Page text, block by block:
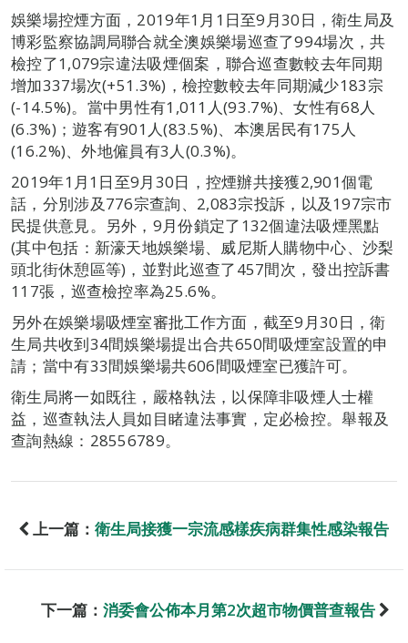
娛樂場控煙方面，2019年1月1日至9月30日，衛生局及
博彩監察協調局聯合就全澳娛樂場巡查了994場次，共
檢控了1,079宗違法吸煙個案，聯合巡查數較去年同期
增加337場次(+51.3%)，檢控數較去年同期減少183宗
(-14.5%)。當中男性有1,011人(93.7%)、女性有68人
(6.3%)；遊客有901人(83.5%)、本澳居民有175人
(16.2%)、外地僱員有3人(0.3%)。
2019年1月1日至9月30日，控煙辦共接獲2,901個電
話，分別涉及776宗查詢、2,083宗投訴，以及197宗市
民提供意見。另外，9月份鎖定了132個違法吸煙黑點
(其中包括：新濠天地娛樂場、威尼斯人購物中心、沙梨
頭北街休憩區等)，並對此巡查了457間次，發出控訴書
117張，巡查檢控率為25.6%。
另外在娛樂場吸煙室審批工作方面，截至9月30日，衛
生局共收到34間娛樂場提出合共650間吸煙室設置的申
請；當中有33間娛樂場共606間吸煙室已獲許可。
衛生局將一如既往，嚴格執法，以保障非吸煙人士權
益，巡查執法人員如目睹違法事實，定必檢控。舉報及
查詢熱線：28556789。
上一篇： 衛生局接獲一宗流感樣疾病群集性感染報告
下一篇： 消委會公佈本月第2次超市物價普查報告